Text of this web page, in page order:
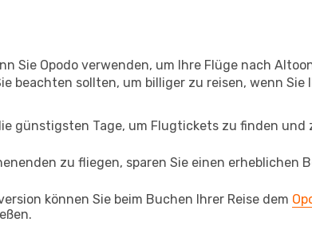
Sie Opodo verwenden, um Ihre Flüge nach
beachten sollten, um billiger zu reisen, wenn Sie
günstigsten Tage, um Flugtickets zu finden und
zu fliegen, sparen Sie einen erheblichen
können Sie beim Buchen Ihrer Reise dem